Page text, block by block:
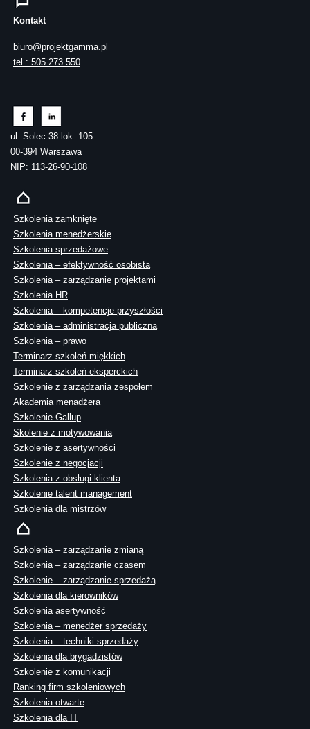
Kontakt
biuro@projektgamma.pl
tel.: 505 273 550
ul. Solec 38 lok. 105
00-394 Warszawa
NIP: 113-26-90-108
Szkolenia zamknięte
Szkolenia menedżerskie
Szkolenia sprzedażowe
Szkolenia – efektywność osobista
Szkolenia – zarządzanie projektami
Szkolenia HR
Szkolenia – kompetencje przyszłości
Szkolenia – administracja publiczna
Szkolenia – prawo
Terminarz szkoleń miękkich
Terminarz szkoleń eksperckich
Szkolenie z zarządzania zespołem
Akademia menadżera
Szkolenie Gallup
Skolenie z motywowania
Szkolenie z asertywności
Szkolenie z negocjacji
Szkolenia z obsługi klienta
Szkolenie talent management
Szkolenia dla mistrzów
Szkolenia – zarządzanie zmianą
Szkolenia – zarządzanie czasem
Szkolenie – zarządzanie sprzedażą
Szkolenia dla kierowników
Szkolenia asertywność
Szkolenia – menedżer sprzedaży
Szkolenia – techniki sprzedaży
Szkolenia dla brygadzistów
Szkolenie z komunikacji
Ranking firm szkoleniowych
Szkolenia otwarte
Szkolenia dla IT